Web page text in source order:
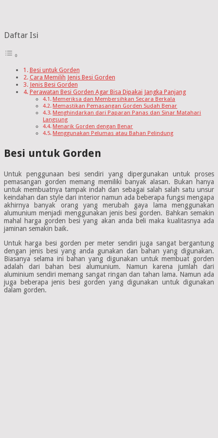
Daftar Isi
Besi untuk Gorden
Cara Memilih Jenis Besi Gorden
Jenis Besi Gorden
Perawatan Besi Gorden Agar Bisa Dipakai Jangka Panjang
Memeriksa dan Membersihkan Secara Berkala
Memastikan Pemasangan Gorden Sudah Benar
Menghindarkan dari Paparan Panas dan Sinar Matahari
Langsung
Menarik Gorden dengan Benar
Menggunakan Pelumas atau Bahan Pelindung
Besi untuk Gorden
Untuk penggunaan besi sendiri yang dipergunakan untuk proses
pemasangan gorden memang memiliki banyak alasan. Bukan hanya
untuk membuatnya tampak indah dan sebagai salah salah satu unsur
keindahan dan style dari interior namun ada beberapa fungsi mengapa
akhirnya banyak orang yang merubah gaya lama menggunakan
alumunium menjadi menggunakan jenis besi gorden. Bahkan semakin
mahal harga gorden besi yang akan anda beli maka kualitasnya ada
jaminan semakin baik.
Untuk harga besi gorden per meter sendiri juga sangat bergantung
dengan jenis besi yang anda gunakan dan bahan yang digunakan.
Biasanya selama ini bahan yang digunakan untuk membuat gorden
adalah dari bahan besi alumunium. Namun karena jumlah dari
aluminium sendiri memang sangat ringan dan tahan lama. Namun ada
juga beberapa jenis besi gorden yang digunakan untuk digunakan
dalam gorden.